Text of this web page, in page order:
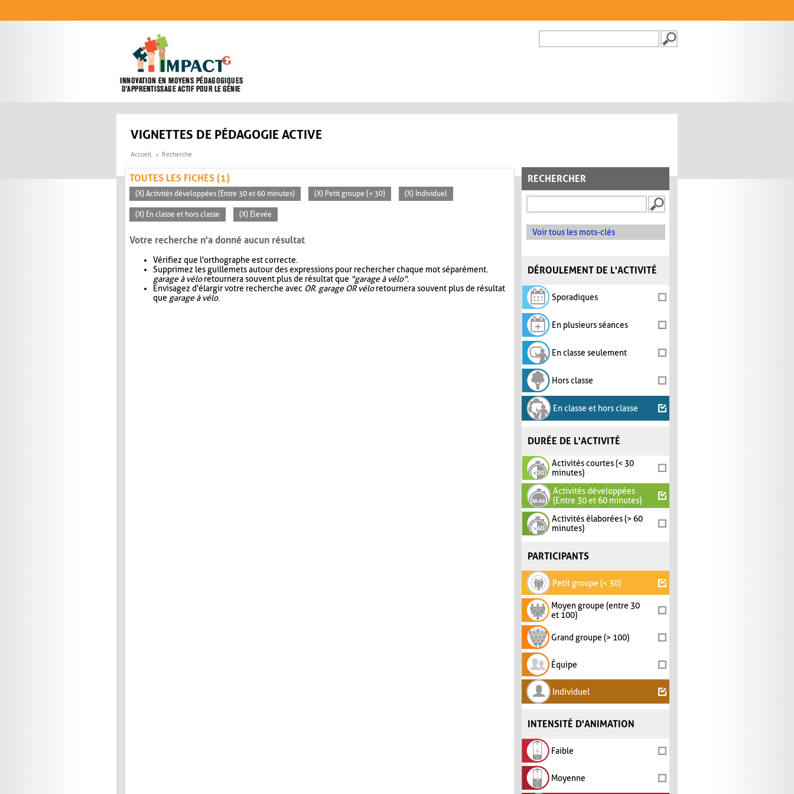
FORMULAIRE DE
VIGNETTES DE PÉDAGOGIE ACTIVE
Accueil Recherche
RECHERCHER
Voir tous les mots-clés
DÉROULEMENT DE L'ACTIVITÉ
Sporadiques
En plusieurs séances
En classe seulement
Hors classe
En classe et hors classe
DURÉE DE L'ACTIVITÉ
Activités courtes (< 30
minutes)
Activités développées
(Entre 30 et 60 minutes)
Activités élaborées (> 60
minutes)
PARTICIPANTS
Petit groupe (< 30)
Moyen groupe (entre 30
et 100)
Grand groupe (> 100)
Équipe
Individuel
INTENSITÉ D'ANIMATION
Faible
Moyenne
TOUTES LES FICHES (1)
(X) Activités développées (Entre 30 et 60 minutes) (X) Petit groupe (< 30) (X) Individuel
(X) En classe et hors classe (X) Élevée
Votre recherche n'a donné aucun résultat
Vérifiez que l'orthographe est correcte.
Supprimez les guillemets autour des expressions pour rechercher chaque mot séparément.
garage à véloretournera souvent plus de résultat que "garage à vélo".
Envisagez d'élargir votre recherche avec OR. garage OR véloretournera souvent plus de résultat
que garage à vélo.